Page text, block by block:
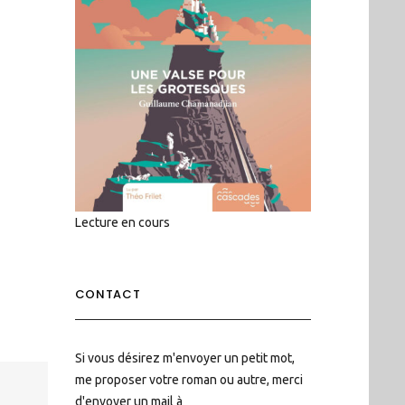
Lecture en cours
CONTACT
Si vous désirez m'envoyer un petit mot,
me proposer votre roman ou autre, merci
d'envoyer un mail à